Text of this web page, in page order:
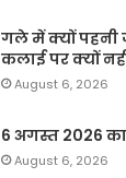
गले में क्यों पहनी
कलाई पर क्यों
August 6, 2026
6 अगस्त 2026
August 6, 2026